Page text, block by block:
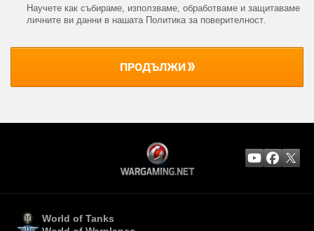
Научете как събираме, използваме, обработваме и защитаваме
личните ви данни в нашата Политика за поверителност.
ПРОДЪЛЖИ
World of Tanks